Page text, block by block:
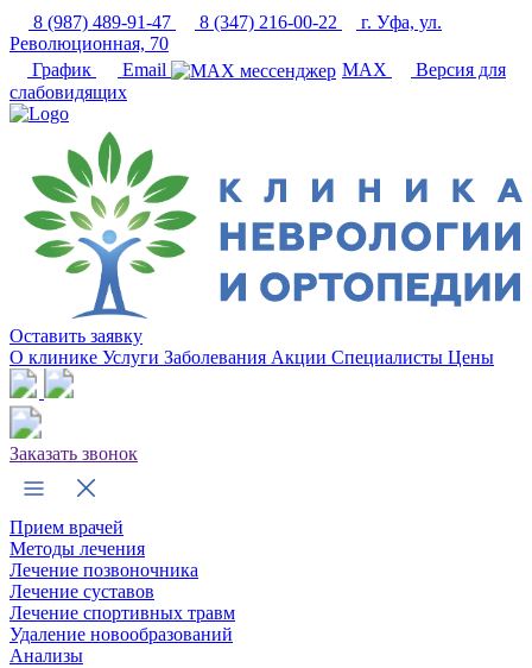
8 (987) 489-91-47 8 (347) 216-00-22
г. Уфа, ул.
Революционная, 70
График
Email MAX
Версия для
слабовидящих
Оставить заявку
О клинике Услуги Заболевания Акции Специалисты Цены
Заказать звонок
Прием врачей
Методы лечения
Лечение позвоночника
Лечение суставов
Лечение спортивных травм
Удаление новообразований
Анализы